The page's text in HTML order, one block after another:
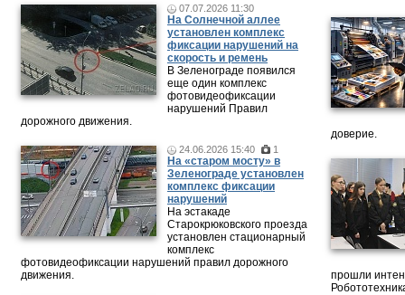
07.07.2026 11:30
На Солнечной аллее
установлен комплекс
фиксации нарушений на
скорость и ремень
В Зеленограде появился
еще один комплекс
фотовидеофиксации
нарушений Правил
дорожного движения.
24.06.2026 15:40 1
На «старом мосту» в
Зеленограде установлен
комплекс фиксации
нарушений
На эстакаде
Старокрюковского проезда
установлен стационарный
комплекс
фотовидеофиксации нарушений правил дорожного
движения.
доверие.
прошли